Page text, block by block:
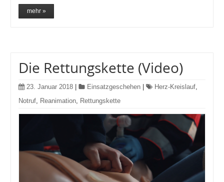
mehr »
Die Rettungskette (Video)
23. Januar 2018 | Einsatzgeschehen | Herz-Kreislauf
Notruf Reanimation Rettungskette